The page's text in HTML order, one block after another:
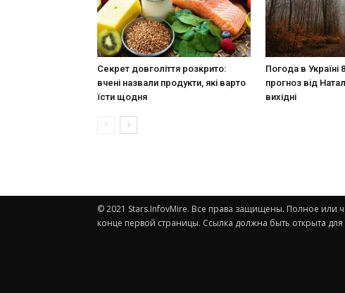
Секрет довголіття розкрито:
вчені назвали продукти, які варто
їсти щодня
Погода в Україні
прогноз від
вихідні
© 2021 Stars.InfovMire. Все права защищены. Полное или
конце первой страницы. Ссылка должна быть открыта